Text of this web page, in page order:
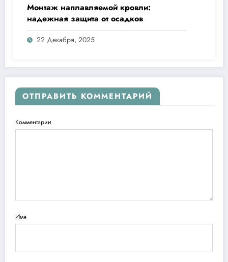
Монтаж наплавляемой кровли:
надежная защита от осадков
22 Декабря, 2025
ОТПРАВИТЬ КОММЕНТАРИЙ
Комментарии
Имя